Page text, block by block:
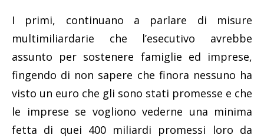
I primi, continuano a parlare di misure
multimiliardarie che l’esecutivo avrebbe
assunto per sostenere famiglie ed imprese,
fingendo di non sapere che finora nessuno ha
visto un euro che gli sono stati promesse e che
le imprese se vogliono vederne una minima
fetta di quei 400 miliardi promessi loro da